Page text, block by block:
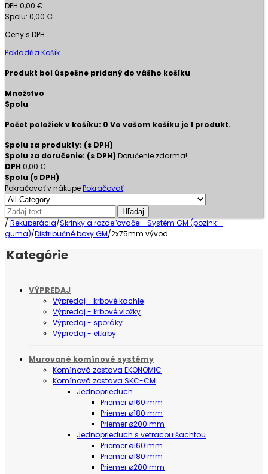
DPH 0,00 €
Spolu: 0,00 €
Ceny s DPH
Pokladňa Košík
Produkt bol úspešne pridaný do vášho košíku
Množstvo
Spolu
Počet položiek v košíku: 0 Vo vašom košíku je 1 produkt.
Spolu za produkty: (s DPH)
Spolu za doručenie: (s DPH) Doručenie zdarma!
DPH 0,00 €
Spolu (s DPH)
Pokračovať v nákupePokračovať
Hľadaj
/ Rekuperácia/Skrinky a rozdeľovače - Systém GM (pozink -
guma)/Distribučné boxy GM/2x75mm vývod
Kategórie
VÝPREDAJ
Výpredaj - krbové kachle
Výpredaj - krbové vložky
Výpredaj - sporáky
Výpredaj - el.krby
Murované komínové systémy
Komínová zostava EKONOMIC
Komínová zostava SKC-CM
Jednoprieduch
Priemer ø160 mm
Priemer ø180 mm
Priemer ø200 mm
Jednoprieduch s vetracou šachtou
Priemer ø160 mm
Priemer ø180 mm
Priemer ø200 mm